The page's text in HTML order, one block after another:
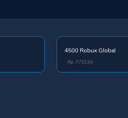
4500 Robux Global
Rp 773134